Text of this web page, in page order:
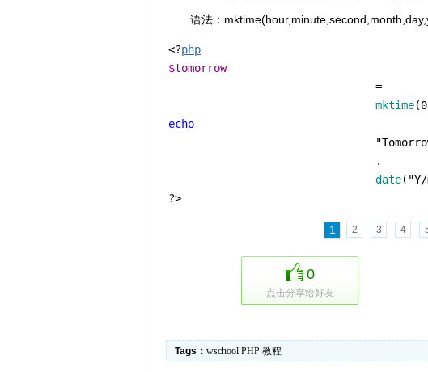
语法：
<?php
$tomorrow
=
mktime(0
echo
"
.
date( "Y/
?>
1 2 3 4
0
点击分享给好友
Tags： wschool PHP 教程